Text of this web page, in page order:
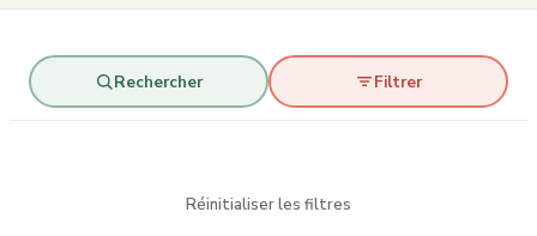
Rechercher Filtrer
Réinitialiser les filtres